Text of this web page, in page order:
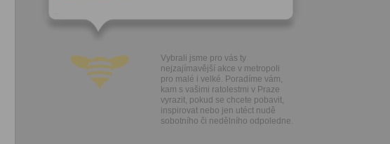
Vybrali jsme pro vás ty
nejzajímavější akce v metropoli
pro malé i velké. Poradíme vám,
kam s vašimi ratolestmi v Praze
vyrazit, pokud se chcete pobavit,
inspirovat nebo jen utéct nudě
sobotního či nedělního odpoledne.